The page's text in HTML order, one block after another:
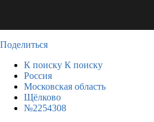
Поделиться
К поиску К поиску
Россия
Московская область
Щёлково
№2254308